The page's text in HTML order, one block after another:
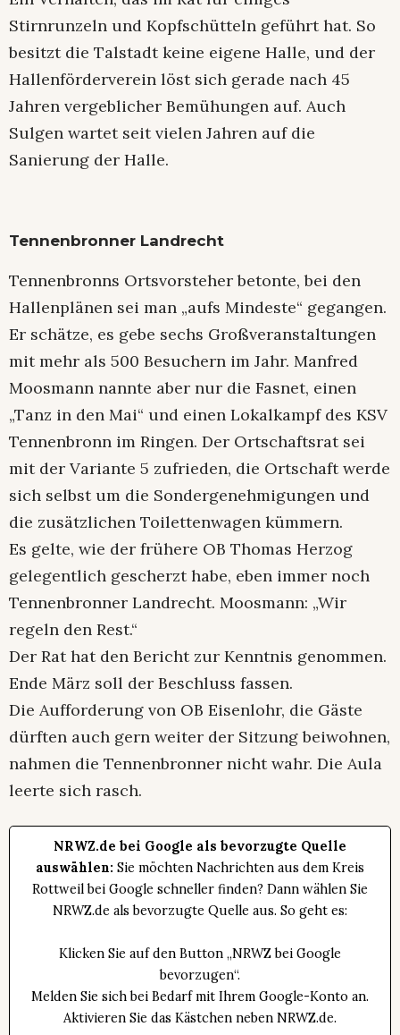
Stirnrunzeln und Kopfschütteln geführt hat. So
besitzt die Talstadt keine eigene Halle, und der
Hallenförderverein löst sich gerade nach 45
Jahren vergeblicher Bemühungen auf. Auch
Sulgen wartet seit vielen Jahren auf die
Sanierung der Halle.
Tennenbronner Landrecht
Tennenbronns Ortsvorsteher betonte, bei den
Hallenplänen sei man „aufs Mindeste“ gegangen.
Er schätze, es gebe sechs Großveranstaltungen
mit mehr als 500 Besuchern im Jahr. Manfred
Moosmann nannte aber nur die Fasnet, einen
„Tanz in den Mai“ und einen Lokalkampf des KSV
Tennenbronn im Ringen. Der Ortschaftsrat sei
mit der Variante 5 zufrieden, die Ortschaft werde
sich selbst um die Sondergenehmigungen und
die zusätzlichen Toilettenwagen kümmern.
Es gelte, wie der frühere OB Thomas Herzog
gelegentlich gescherzt habe, eben immer noch
Tennenbronner Landrecht. Moosmann: „Wir
regeln den Rest.“
Der Rat hat den Bericht zur Kenntnis genommen.
Ende März soll der Beschluss fassen.
Die Aufforderung von OB Eisenlohr, die Gäste
dürften auch gern weiter der Sitzung beiwohnen,
nahmen die Tennenbronner nicht wahr. Die Aula
leerte sich rasch.
NRWZ.de bei Google als bevorzugte Quelle
auswählen: Sie möchten Nachrichten aus dem Kreis
Rottweil bei Google schneller finden? Dann wählen Sie
NRWZ.de als bevorzugte Quelle aus. So geht es:
Klicken Sie auf den Button „NRWZ bei Google
bevorzugen“.
Melden Sie sich bei Bedarf mit Ihrem Google-Konto an.
Aktivieren Sie das Kästchen neben NRWZ.de.